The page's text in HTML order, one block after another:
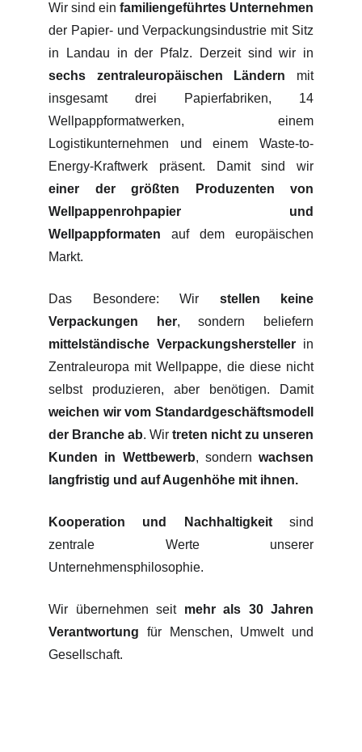
Wir sind ein familiengeführtes Unternehmen
der Papier- und Verpackungsindustrie mit Sitz
in Landau in der Pfalz. Derzeit sind wir in
sechs zentraleuropäischen Ländern mit
insgesamt drei Papierfabriken, 14
Wellpappformatwerken, einem
Logistikunternehmen und einem Waste-to-
Energy-Kraftwerk präsent. Damit sind wir
einer der größten Produzenten von
Wellpappenrohpapier und
Wellpappformaten auf dem europäischen
Markt.
Das Besondere: Wir stellen keine
Verpackungen her, sondern beliefern
mittelständische Verpackungshersteller in
Zentraleuropa mit Wellpappe, die diese nicht
selbst produzieren, aber benötigen. Damit
weichen wir vom Standardgeschäftsmodell
der Branche ab. Wir treten nicht zu unseren
Kunden in Wettbewerb, sondern wachsen
langfristig und auf Augenhöhe mit ihnen.
Kooperation und Nachhaltigkeitsind
zentrale Werte unserer
Unternehmensphilosophie.
Wir übernehmen seit mehr als 30 Jahren
Verantwortung für Menschen, Umwelt und
Gesellschaft.